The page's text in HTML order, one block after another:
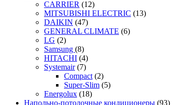
CARRIER (12)
MITSUBISHI ELECTRIC (13)
DAIKIN (47)
GENERAL CLIMATE (6)
LG (2)
Samsung (8)
HITACHI (4)
Systemair (7)
Compact (2)
Super-Slim (5)
Energolux (18)
Напольно-потолочные кондиционеры (93)